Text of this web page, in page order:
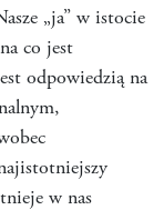
„ja” w istocie
co jest
odpowiedzią na
w nas